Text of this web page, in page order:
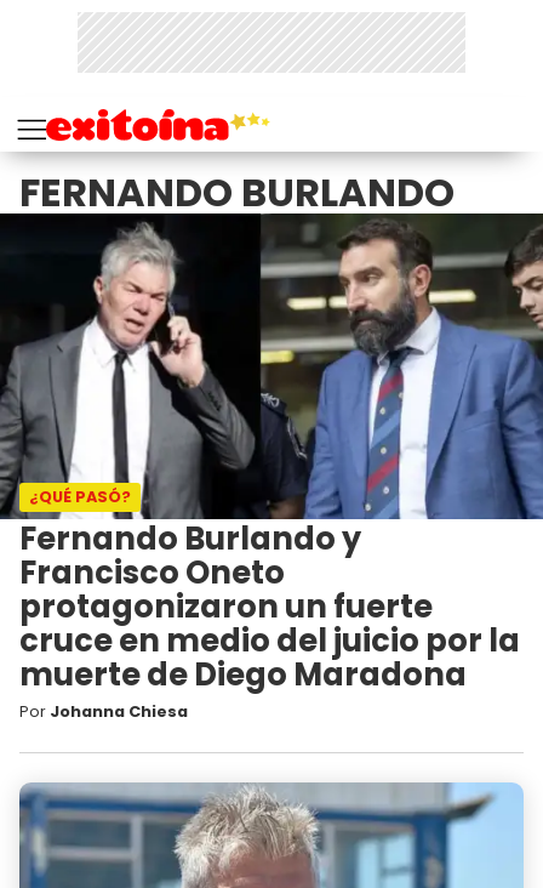
FERNANDO BURLANDO
¿QUÉ PASÓ?
Fernando Burlando y
Francisco Oneto
protagonizaron un fuerte
cruce en medio del juicio por la
muerte de Diego Maradona
Por Johanna Chiesa